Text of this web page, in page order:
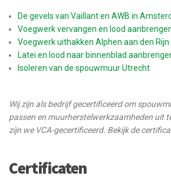
De gevels van Vaillant en AWB in
Voegwerk vervangen en lood
Voegwerk uithakken Alphen aan den Rijn
Latei en lood naar binnenblad
Isoleren van de spouwmuur Utrecht
Wij zijn als bedrijf gecertificeerd om
passen en muurherstelwerkzaamheden uit
zijn we VCA-gecertificeerd. Bekijk de
Certificaten